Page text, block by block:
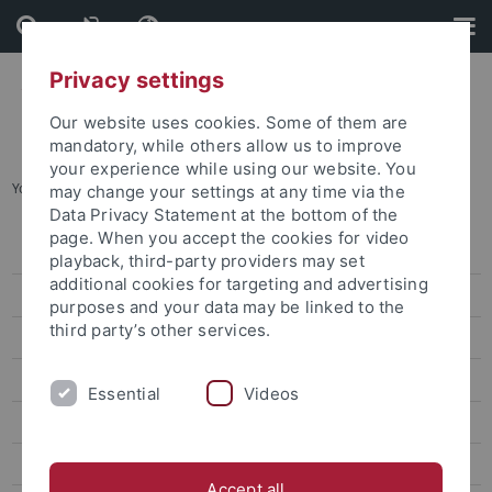
Skip
to
content
Skip
to
footer
You are here: Startseite ... Forschungsprojekte
DGfS - 23.-25.02.2022
Abschlusskonferenz 2021
Linguistic Evidence
Veranstaltungen des SFB 833
Forschungsprojekte
Privacy settings
Our website uses cookies. Some of them are
mandatory, while others allow us to improve
your experience while using our website. You
may change your settings at any time via the
Data Privacy Statement at the bottom of the
page. When you accept the cookies for video
playback, third-party providers may set
additional cookies for targeting and advertising
purposes and your data may be linked to the
third party’s other services.
Essential Videos